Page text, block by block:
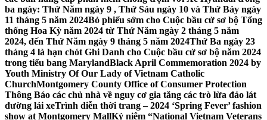
ba ngày: Thứ Năm ngày 9 , Thứ Sáu ngày 10 và Thứ Bảy ngày
11 tháng 5 năm 2024Bỏ phiếu sớm cho Cuộc bầu cử sơ bộ Tổng
thống Hoa Kỳ năm 2024 từ Thứ Năm ngày 2 tháng 5 năm
2024, đến Thứ Năm ngày 9 tháng 5 năm 2024Thứ Ba ngày 23
tháng 4 là hạn chót Ghi Danh cho Cuộc bầu cử sơ bộ năm 2024
trong tiểu bang MarylandBlack April Commemoration 2024 by
Youth Ministry Of Our Lady of Vietnam Catholic
ChurchMontgomery County Office of Consumer Protection
Thông Báo các chủ nhà về nguy cơ gia tăng các trò lừa đảo lát
đường lái xeTrình diễn thời trang – 2024 ‘Spring Fever’ fashion
show at Montgomery MallKỷ niệm “National Vietnam Veterans